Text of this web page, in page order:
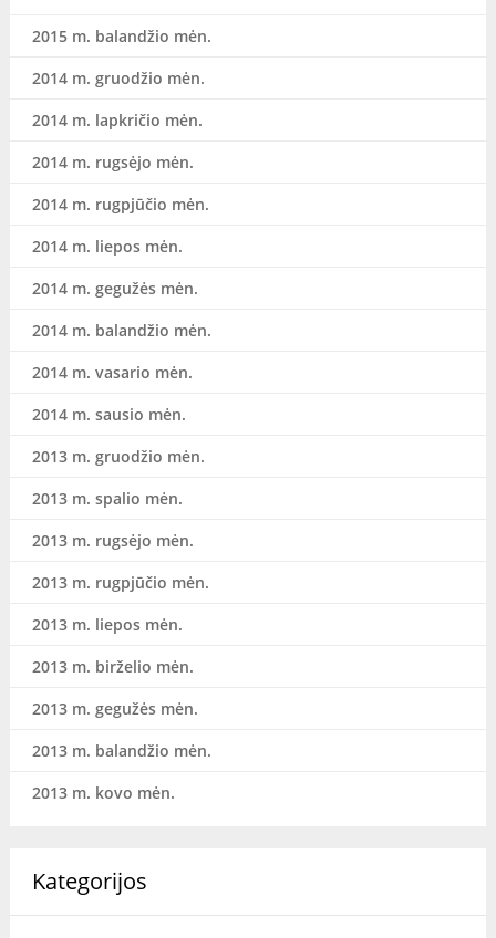
2015 m. balandžio mėn.
2014 m. gruodžio mėn.
2014 m. lapkričio mėn.
2014 m. rugsėjo mėn.
2014 m. rugpjūčio mėn.
2014 m. liepos mėn.
2014 m. gegužės mėn.
2014 m. balandžio mėn.
2014 m. vasario mėn.
2014 m. sausio mėn.
2013 m. gruodžio mėn.
2013 m. spalio mėn.
2013 m. rugsėjo mėn.
2013 m. rugpjūčio mėn.
2013 m. liepos mėn.
2013 m. birželio mėn.
2013 m. gegužės mėn.
2013 m. balandžio mėn.
2013 m. kovo mėn.
Kategorijos